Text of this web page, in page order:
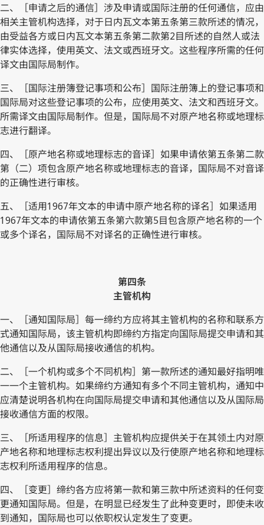
二、［申请之后的通信］涉及申请或国际注册的任何通信，应由
相关主管机构选择，对于日内瓦文本第五条第三款所述的情况，
由受益各方或日内瓦文本第五条第二款第2目所述的自然人或法
律实体选择，使用英文、法文或西班牙文。这些程序所需的任何
译文由国际局制作。
三、［国际注册簿登记事项和公布］国际注册簿上的登记事项和
国际局对这些登记事项的公布，应使用英文、法文和西班牙文。
所需译文由国际局制作。但是，国际局不对原产地名称或地理标
志进行翻译。
四、［原产地名称或地理标志的音译］如果申请依第五条第二款
第（二）项包含原产地名称或地理标志的音译，国际局不对音译
的正确性进行审核。
五、［适用1967年文本的申请中原产地名称的译名］如果适用
1967年文本的申请依第五条第六款第5目包含原产地名称的一个
或多个译名，国际局不对译名的正确性进行审核。
第四条
主管机构
一、［通知国际局］每一缔约方应将其主管机构的名称和联系方
式通知国际局，该主管机构即缔约方指定向国际局提交申请和其
他通信以及从国际局接收通信的机构。
二、［一个机构或多个不同机构］第一款所述的通知最好指明唯
一一个主管机构。如果缔约方通知有多个不同主管机构，通知中
应清楚说明各机构在向国际局提交申请和其他通信以及从国际局
接收通信方面的权限。
三、［所适用程序的信息］主管机构应提供关于在其领土内对原
产地名称和地理标志权利提出异议以及行使原产地名称和地理标
志权利所适用程序的信息。
四、［变更］缔约各方应将第一款和第三款中所述资料的任何变
更通知国际局。但是，在明显已经发生了此种变更时，即使未收
到通知，国际局也可以依职权认定发生了变更。